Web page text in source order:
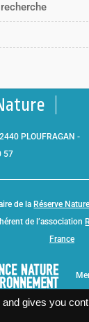
PLOUFRAGAN -
57
de la Réserve
de l’association
France
gives you